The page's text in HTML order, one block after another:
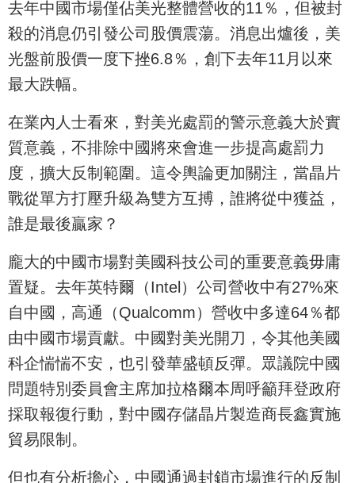
去年中國市場僅佔美光整體營收的11％，但被封
殺的消息仍引發公司股價震蕩。消息出爐後，美
光盤前股價一度下挫6.8％，創下去年11月以來
最大跌幅。
在業內人士看來，對美光處罰的警示意義大於實
質意義，不排除中國將來會進一步提高處罰力
度，擴大反制範圍。這令輿論更加關注，當晶片
戰從單方打壓升級為雙方互搏，誰將從中獲益，
誰是最後贏家？
龐大的中國市場對美國科技公司的重要意義毋庸
置疑。去年英特爾（Intel）公司營收中有27%來
自中國，高通（Qualcomm）營收中多達64％都
由中國市場貢獻。中國對美光開刀，令其他美國
科企惴惴不安，也引發華盛頓反彈。眾議院中國
問題特別委員會主席加拉格爾本周呼籲拜登政府
採取報復行動，對中國存儲晶片製造商長鑫實施
貿易限制。
但也有分析擔心，中國通過封鎖市場進行的反制